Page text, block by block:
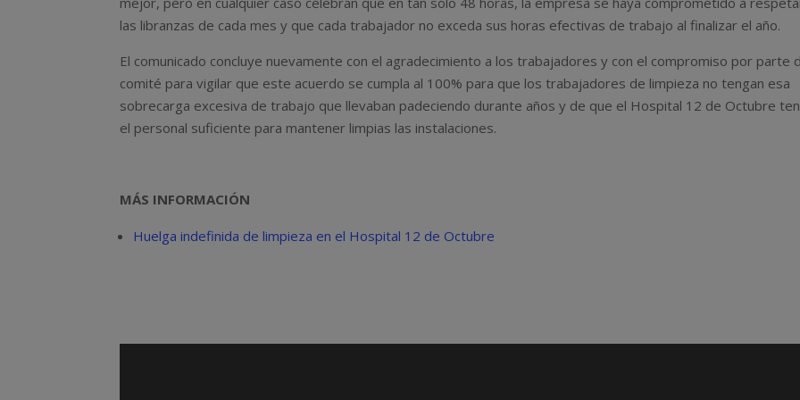
las libranzas de cada mes y que cada trabajador no exceda sus horas efectivas de trabajo al finalizar el año.
El comunicado concluye nuevamente con el agradecimiento a los trabajadores y con el compromiso por parte
comité para vigilar que este acuerdo se cumpla al 100% para que los trabajadores de limpieza no tengan esa
sobrecarga excesiva de trabajo que llevaban padeciendo durante años y de que el Hospital 12 de Octubre
el personal suficiente para mantener limpias las instalaciones.
MÁS INFORMACIÓN
Huelga indefinida de limpieza en el Hospital 12 de Octubre